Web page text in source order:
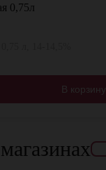
0,75л
В корзину